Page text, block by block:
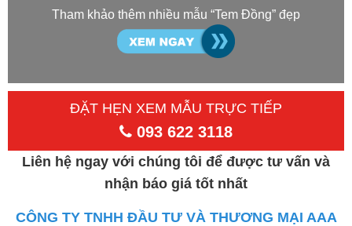
Tham khảo thêm nhiều mẫu “Tem Đồng” đẹp
ĐẶT HẸN XEM MẪU TRỰC TIẾP
093 622 3118
Liên hệ ngay với chúng tôi để được tư vấn và
nhận báo giá tốt nhất
CÔNG TY TNHH ĐẦU TƯ VÀ THƯƠNG MẠI AAA